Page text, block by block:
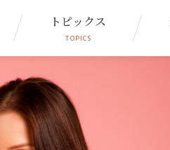
トピックス
TOPICS